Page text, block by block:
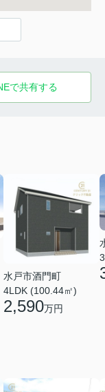
で共有する
水戸市酒門町
4LDK (100.44㎡)
2,590万円